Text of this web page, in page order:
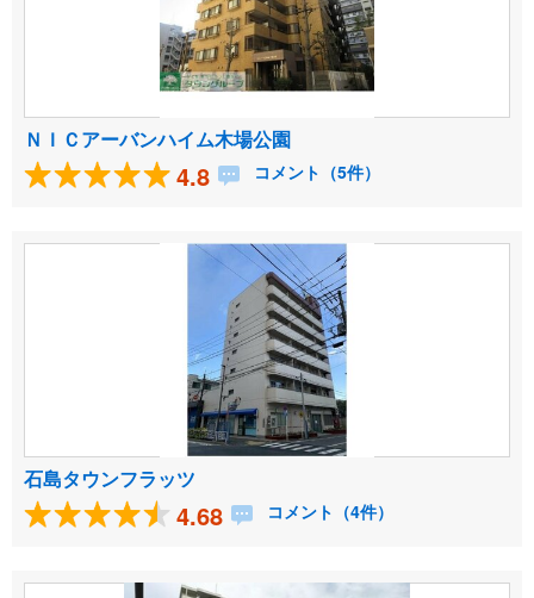
ＮＩＣアーバンハイム木場公園
4.8 コメント（5件）
石島タウンフラッツ
4.68 コメント（4件）